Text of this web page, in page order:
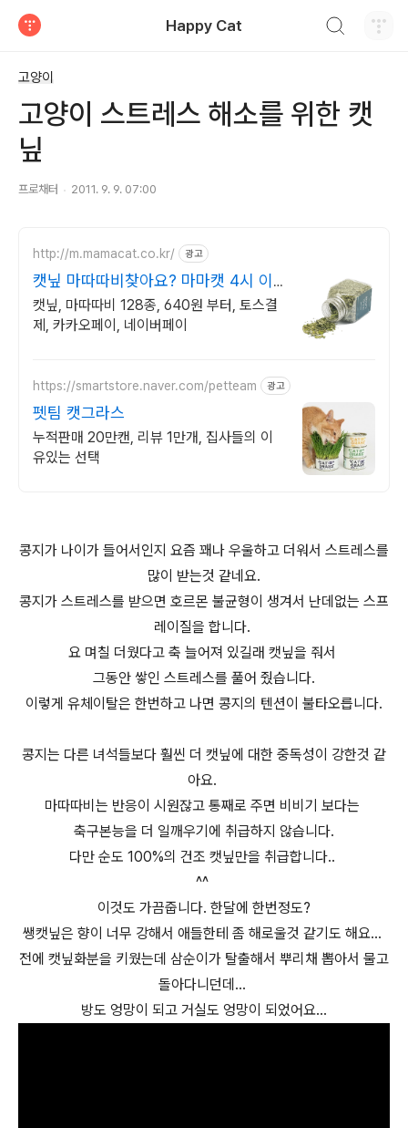
Happy Cat
고양이
고양이 스트레스 해소를 위한 캣
닢
프로채터 2011. 9. 9. 07:00
http://m.mamacat.co.kr/ 광고
캣닢 마따따비찾아요? 마마캣 4시 이
전 당일 발송
캣닢, 마따따비 128종, 640원 부터, 토스결
제, 카카오페이, 네이버페이
https://smartstore.naver.com/petteam 광고
펫팀 캣그라스
누적판매 20만캔, 리뷰 1만개, 집사들의 이
유있는 선택
콩지가 나이가 들어서인지 요즘 꽤나 우울하고 더워서 스트레스를
많이 받는것 같네요.
콩지가 스트레스를 받으면 호르몬 불균형이 생겨서 난데없는 스프
레이질을 합니다.
요 며칠 더웠다고 축 늘어져 있길래 캣닢을 줘서
그동안 쌓인 스트레스를 풀어 줬습니다.
이렇게 유체이탈은 한번하고 나면 콩지의 텐션이 불타오릅니다.
콩지는 다른 녀석들보다 훨씬 더 캣닢에 대한 중독성이 강한것 같
아요.
마따따비는 반응이 시원잖고 통째로 주면 비비기 보다는
축구본능을 더 일깨우기에 취급하지 않습니다.
다만 순도 100%의 건조 캣닢만을 취급합니다..
^^
이것도 가끔줍니다. 한달에 한번정도?
쌩캣닢은 향이 너무 강해서 애들한테 좀 해로울것 같기도 해요...
전에 캣닢화분을 키웠는데 삼순이가 탈출해서 뿌리채 뽑아서 물고
돌아다니던데...
방도 엉망이 되고 거실도 엉망이 되었어요...